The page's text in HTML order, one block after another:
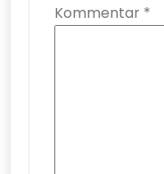
Kommentar *